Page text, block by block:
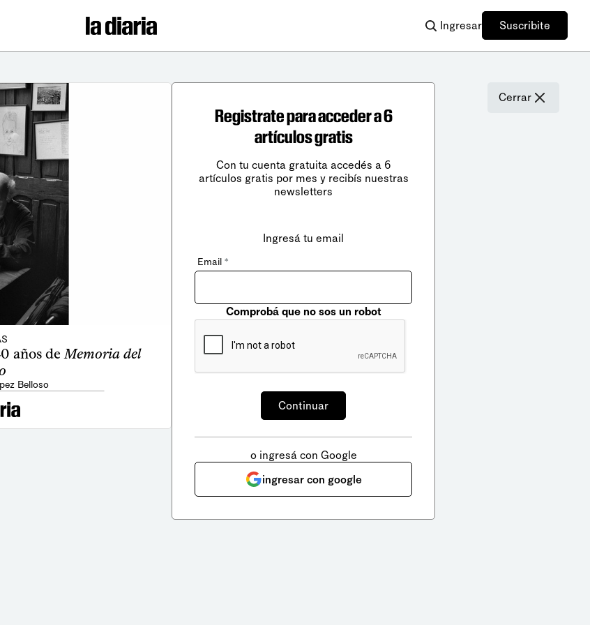
Ingresar Suscribite
años deMemoria del
Belloso
Cerrar
Registrate para acceder a 6
artículos gratis
Con tu cuenta gratuita accedés a 6
artículos gratis por mes y recibís nuestras
newsletters
Ingresá tu email
Email *
Comprobá que no sos un robot
o ingresá con Google
ingresar con google